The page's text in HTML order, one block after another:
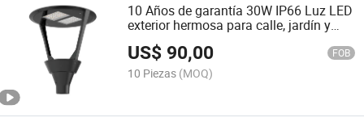
10 Años de garantía 30W IP66 Luz LED
exterior hermosa para calle, jardín y
patio
US$ 90,00 FOB
10 Piezas (MOQ)